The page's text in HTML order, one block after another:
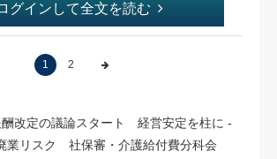
グインして全文を読む
1 2
酬改定の議論スタート 経営安定を柱に -
業リスク 社保審・介護給付費分科会